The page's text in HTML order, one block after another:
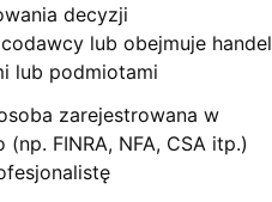
decyzji
lub obejmuje handel
lub podmiotami
zarejestrowana w
FINRA, NFA, CSA itp.)